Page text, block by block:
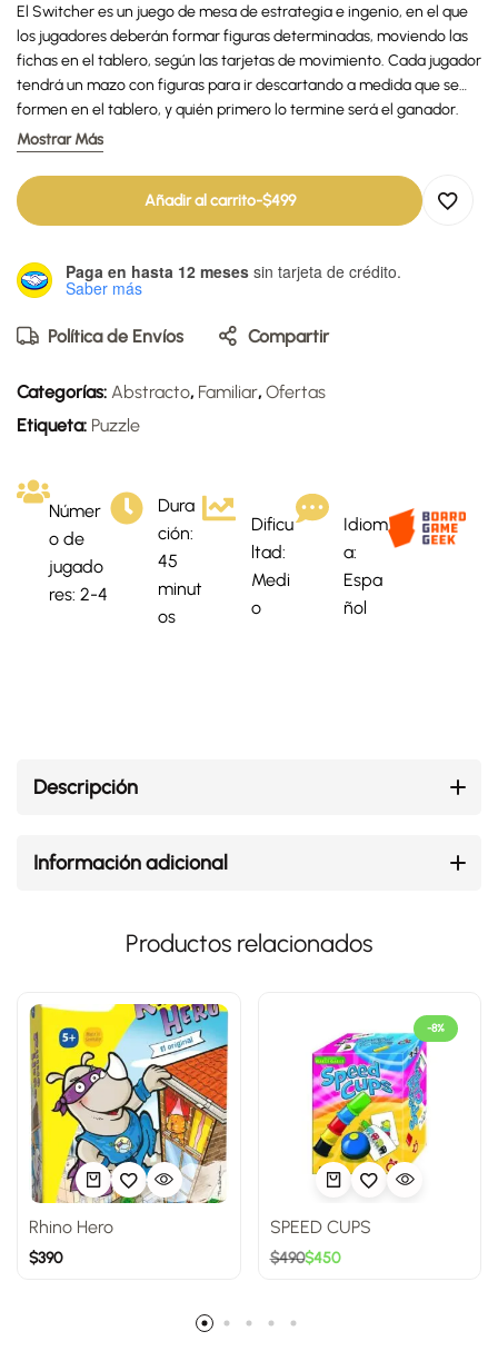
El Switcher es un juego de mesa de estrategia e ingenio, en el que
los jugadores deberán formar figuras determinadas, moviendo las
fichas en el tablero, según las tarjetas de movimiento. Cada jugador
tendrá un mazo con figuras para ir descartando a medida que se
formen en el tablero, y quién primero lo termine será el ganador.
Es un juego en el que el cálculo y la atención son fundamentales.
Mostrar Más
Añadir al carrito-$499
Paga en hasta 12 meses sin tarjeta de crédito.
Saber más
Política de Envíos Compartir
Categorías: Abstracto, Familiar, Ofertas
Etiqueta: Puzzle
Númer
o de
jugado
res: 2-4
Dura
ción:
45
minut
os
Dificu
ltad:
Medi
o
Idiom
a:
Espa
ñol
Descripción
Información adicional
Productos relacionados
Rhino Hero
$390
-8%
SPEED CUPS
$490$450